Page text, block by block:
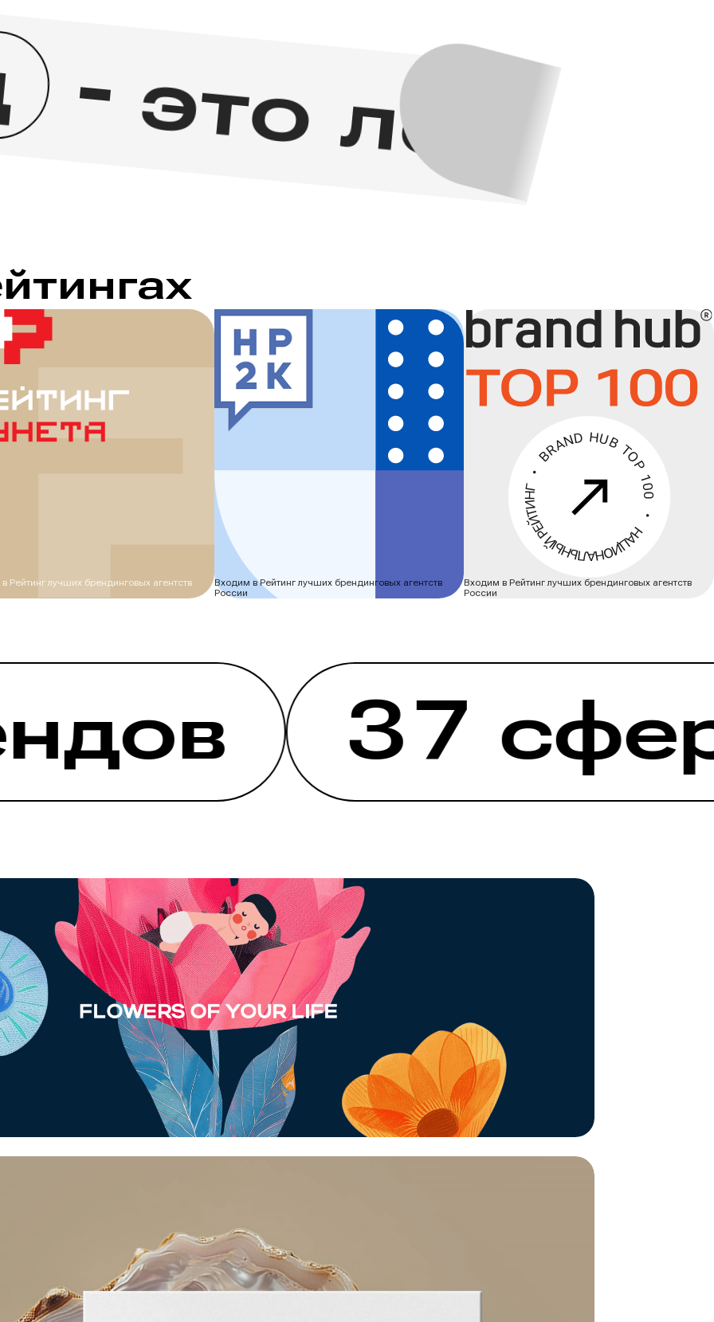
- это легко!
Рейтинг лучших брендинговых агентств
HP2K
Входим в Рейтинг лучших брендинговых агентств
России
Brand Hub
top
100
Входим в Рейтинг лучших брендинговых агентств
России
37 сфер